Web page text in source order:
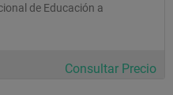
de Educación a
Consultar Precio